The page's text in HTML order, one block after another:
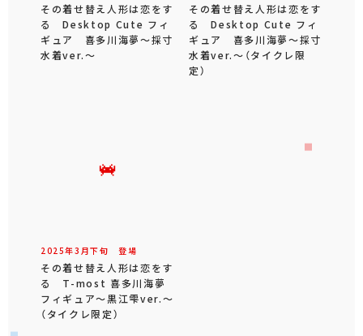
その着せ替え人形は恋をす
る Desktop Cute フィ
ギュア 喜多川海夢～採寸
水着ver.～
その着せ替え人形は恋をす
る Desktop Cute フィ
ギュア 喜多川海夢～採寸
水着ver.～（タイクレ限
定）
2025年3 月下旬 登場
その着せ替え人形は恋をす
る T-most 喜多川海夢
フィギュア～黒江雫ver.～
（タイクレ限定）